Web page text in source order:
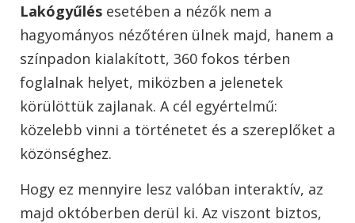
Lakógyűlés esetében a nézők nem a
hagyományos nézőtéren ülnek majd, hanem a
színpadon kialakított, 360 fokos térben
foglalnak helyet, miközben a jelenetek
körülöttük zajlanak. A cél egyértelmű:
közelebb vinni a történetet és a szereplőket a
közönséghez.
Hogy ez mennyire lesz valóban interaktív, az
majd októberben derül ki. Az viszont biztos,